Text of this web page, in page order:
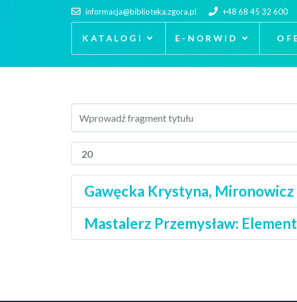
informacja@biblioteka.zgora.pl +48 68 45 32 600
KATALOGI E-NORWID
Gawęcka Krystyna, Mironowicz
Mastalerz Przemysław: